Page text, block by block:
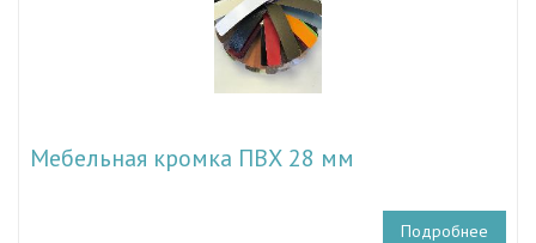
Мебельная кромка ПВХ 28 мм
Подробнее